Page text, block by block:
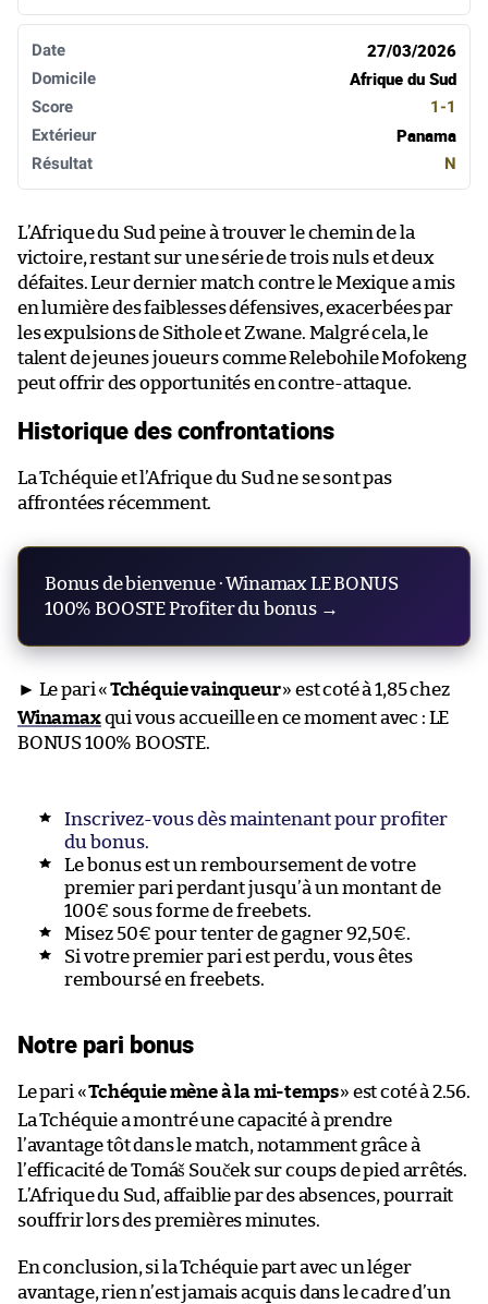
27/03/2026
Afrique du Sud
1-1
Panama
N
L’Afrique du Sud peine à trouver le chemin de la
victoire, restant sur une série de trois nuls et deux
défaites. Leur dernier match contre le Mexique a mis
en lumière des faiblesses défensives, exacerbées par
les expulsions de Sithole et Zwane. Malgré cela, le
talent de jeunes joueurs comme Relebohile Mofokeng
peut offrir des opportunités en contre-attaque.
Historique des confrontations
La Tchéquie et l’Afrique du Sud ne se sont pas
affrontées récemment.
Bonus de bienvenue · Winamax LE BONUS
100% BOOSTE Profiter du bonus →
► Le pari «Tchéquie vainqueur» est coté à 1,85 chez
Winamaxqui vous accueille en ce moment avec : LE
BONUS 100% BOOSTE.
Inscrivez-vous dès maintenant pour profiter
du bonus.
Le bonus est un remboursement de votre
premier pari perdant jusqu’à un montant de
100€ sous forme de freebets.
Misez 50€ pour tenter de gagner 92,50€.
Si votre premier pari est perdu, vous êtes
remboursé en freebets.
Notre pari bonus
Le pari «Tchéquie mène à la mi-temps» est coté à 2.56.
La Tchéquie a montré une capacité à prendre
l’avantage tôt dans le match, notamment grâce à
l’efficacité de Tomáš Souček sur coups de pied arrêtés.
L’Afrique du Sud, affaiblie par des absences, pourrait
souffrir lors des premières minutes.
En conclusion, si la Tchéquie part avec un léger
avantage, rien n’est jamais acquis dans le cadre d’un